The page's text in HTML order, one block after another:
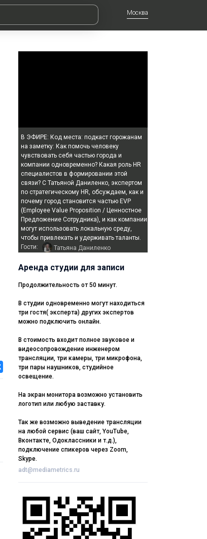
Москва
В ЭФИРЕ: Код места: подкаст горожанам
на заметку: Как помочь человеку
чувствовать себя частью города и
компании одновременно? Какая роль HR
специалистов в формировании этой
связи? С Татьяной Даниленко, экспертом
по стратегическому HR, обсуждаем, как и
почему город становится частью EVP
(Employee Value Proposition / Ценностное
Предложение Сотрудника), и как компании
могут использовать локальную среду,
чтобы привлекать и удерживать таланты.
Гости:
Татьяна Даниленко
Аренда студии для записи
Продолжительность от 50 минут.
В студии одновременно могут находиться
три гостя( эксперта) других экспертов
можно подключить онлайн.
В стоимость входит полное звуковое и
видеосопровождение инженером
трансляции, три камеры, три микрофона,
три пары наушников, студийное
освещение.
На экран монитора возможно установить
логотип или любую заставку.
Так же возможно выведение трансляции
на любой сервис (ваш сайт, YouTube,
Вконтакте, Одоклассники и т.д.),
подключение спикеров через Zoom,
Skype.
adt@mediametrics.ru